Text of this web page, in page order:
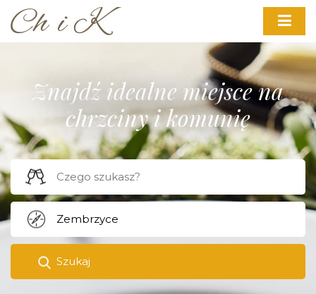
Znajdź idealne miejsce na
chrzciny i komunię
Szukaj